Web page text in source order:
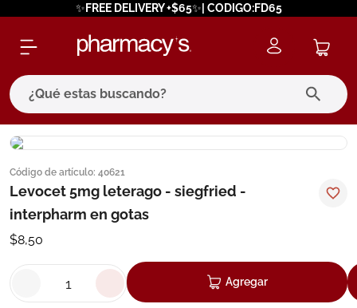
✨FREE DELIVERY +$65✨| CODIGO:FD65
¿Qué estas buscando?
Código de artículo: 40621
Levocet 5mg leterago - siegfried -
interpharm en gotas
$8,50
Agregar
términos más buscados
1. eucerin
cerave